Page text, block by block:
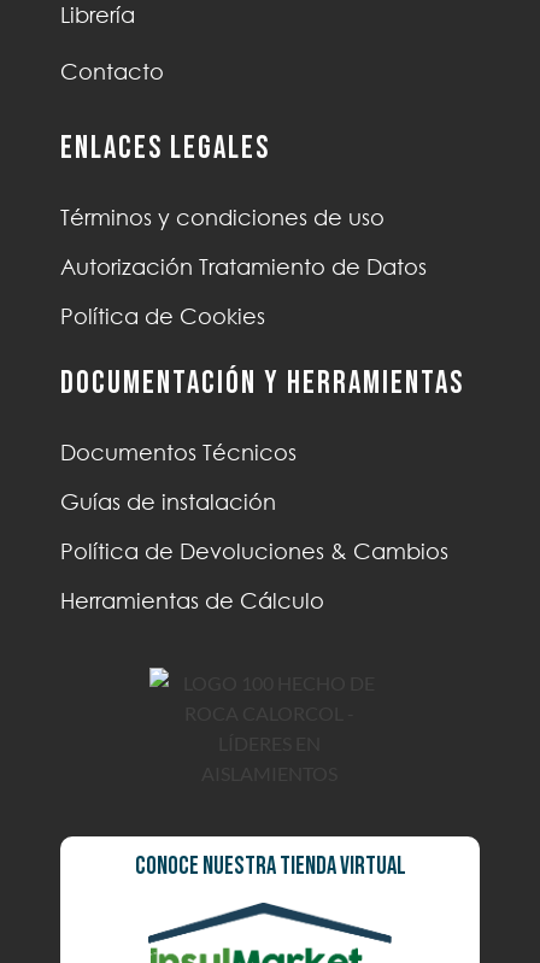
Librería
Contacto
Enlaces Legales
Términos y condiciones de uso
Autorización Tratamiento de Datos
Política de Cookies
Documentación y Herramientas
Documentos Técnicos
Guías de instalación
Política de Devoluciones & Cambios
Herramientas de Cálculo
Conoce Nuestra Tienda Virtual